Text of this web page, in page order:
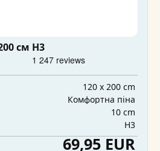
см H3
120 x 200 cm
Комфортна піна
10 cm
H3
69,95 EUR